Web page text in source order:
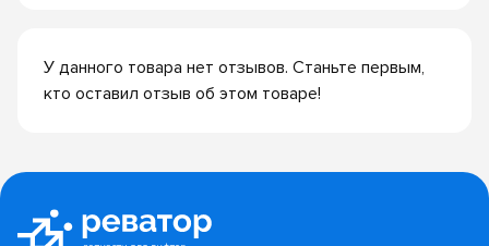
У данного товара нет отзывов. Станьте первым,
кто оставил отзыв об этом товаре!